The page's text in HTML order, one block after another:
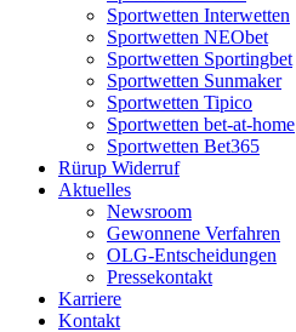
Sportwetten Interwetten
Sportwetten NEObet
Sportwetten Sportingbet
Sportwetten Sunmaker
Sportwetten Tipico
Sportwetten bet-at-home
Sportwetten Bet365
Rürup Widerruf
Aktuelles
Newsroom
Gewonnene Verfahren
OLG-Entscheidungen
Pressekontakt
Karriere
Kontakt